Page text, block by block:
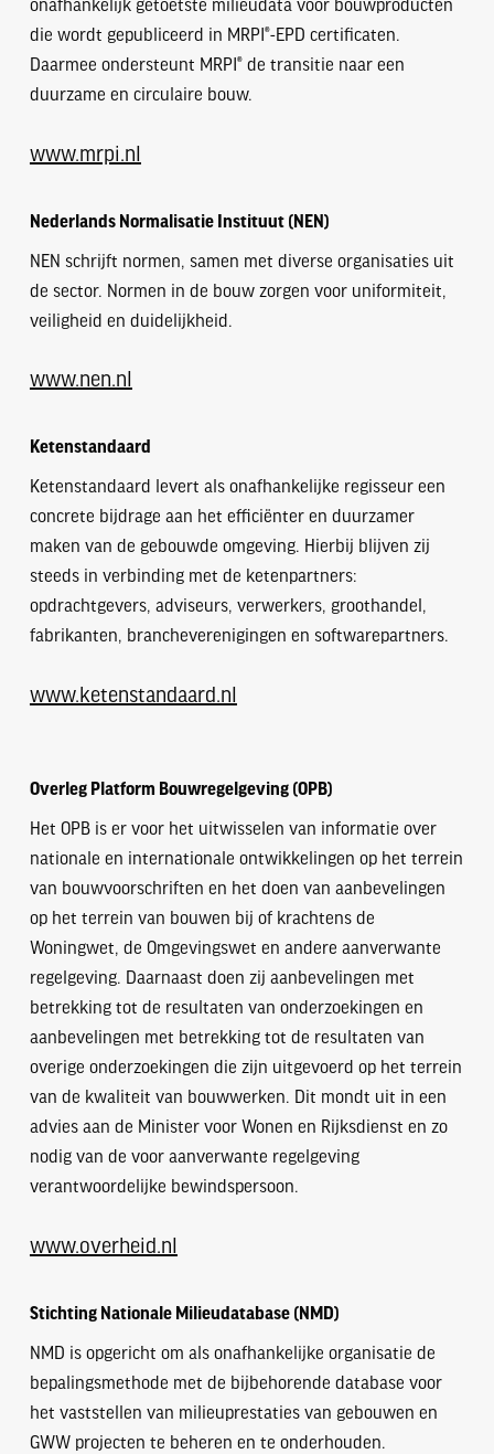
onafhankelijk getoetste milieudata voor bouwproducten
die wordt gepubliceerd in MRPI®-EPD certificaten.
Daarmee ondersteunt MRPI® de transitie naar een
duurzame en circulaire bouw.
www.mrpi.nl
Nederlands Normalisatie Instituut (NEN)
NEN schrijft normen, samen met diverse organisaties uit
de sector. Normen in de bouw zorgen voor uniformiteit,
veiligheid en duidelijkheid.
www.nen.nl
Ketenstandaard
Ketenstandaard levert als onafhankelijke regisseur een
concrete bijdrage aan het efficiënter en duurzamer
maken van de gebouwde omgeving. Hierbij blijven zij
steeds in verbinding met de ketenpartners:
opdrachtgevers, adviseurs, verwerkers, groothandel,
fabrikanten, brancheverenigingen en softwarepartners.
www.ketenstandaard.nl
Overleg Platform Bouwregelgeving (OPB)
Het OPB is er voor het uitwisselen van informatie over
nationale en internationale ontwikkelingen op het terrein
van bouwvoorschriften en het doen van aanbevelingen
op het terrein van bouwen bij of krachtens de
Woningwet, de Omgevingswet en andere aanverwante
regelgeving. Daarnaast doen zij aanbevelingen met
betrekking tot de resultaten van onderzoekingen en
aanbevelingen met betrekking tot de resultaten van
overige onderzoekingen die zijn uitgevoerd op het terrein
van de kwaliteit van bouwwerken. Dit mondt uit in een
advies aan de Minister voor Wonen en Rijksdienst en zo
nodig van de voor aanverwante regelgeving
verantwoordelijke bewindspersoon.
www.overheid.nl
Stichting Nationale Milieudatabase (NMD)
NMD is opgericht om als onafhankelijke organisatie de
bepalingsmethode met de bijbehorende database voor
het vaststellen van milieuprestaties van gebouwen en
GWW projecten te beheren en te onderhouden.